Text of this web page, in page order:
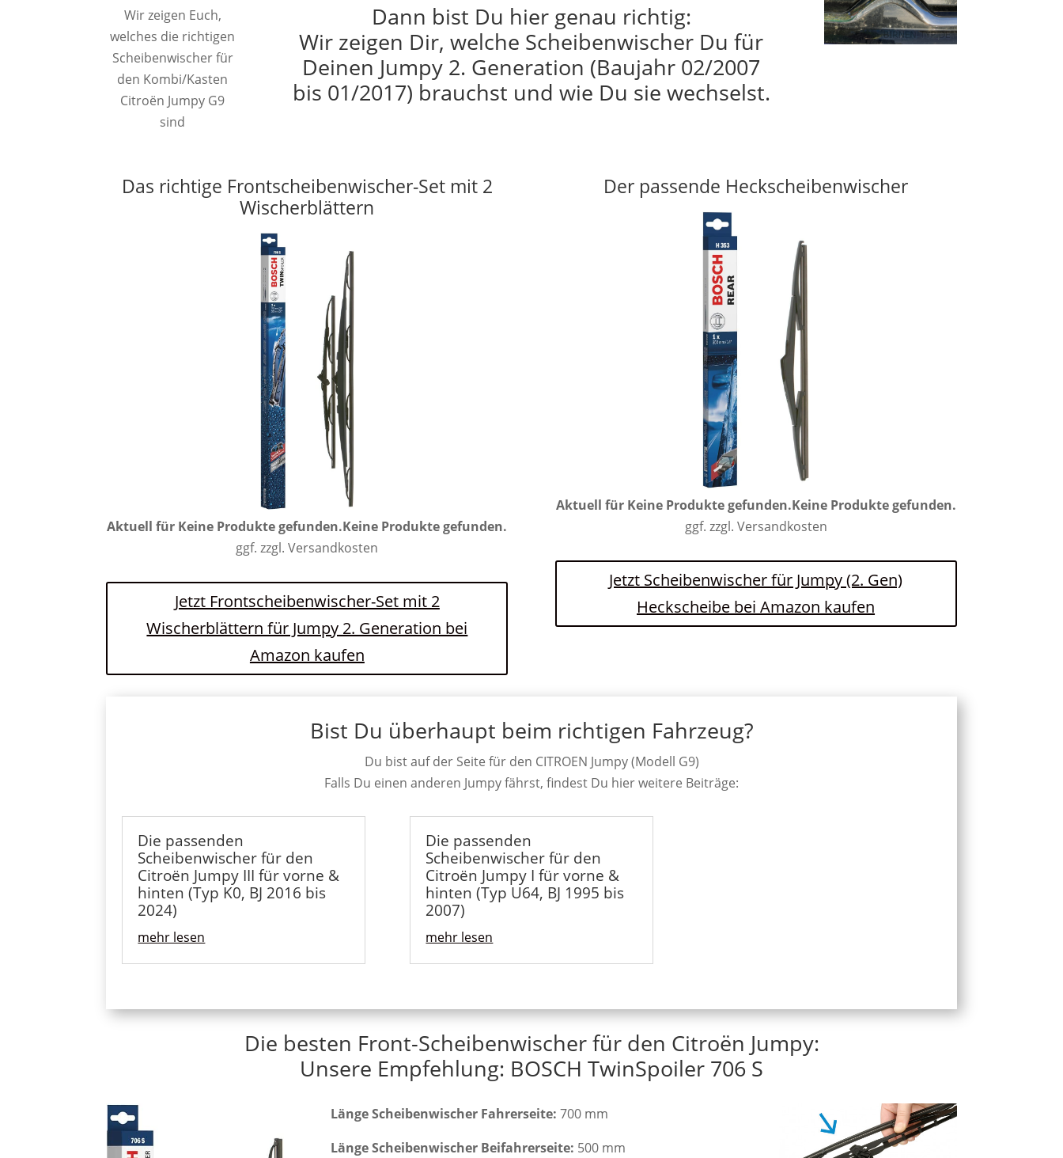
Wir zeigen Euch,
welches die richtigen
Scheibenwischer für
den Kombi/Kasten
Citroën Jumpy G9
sind
Dann bist Du hier genau richtig:
Wir zeigen Dir, welche Scheibenwischer Du für
Deinen Jumpy 2. Generation (Baujahr 02/2007
bis 01/2017) brauchst und wie Du sie wechselst.
Das richtige Frontscheibenwischer-Set mit 2
Wischerblättern
Aktuell für Keine Produkte gefunden.Keine Produkte gefunden.
ggf. zzgl. Versandkosten
Jetzt Frontscheibenwischer-Set mit 2
Wischerblättern für Jumpy 2. Generation bei
Amazon kaufen
Der passende Heckscheibenwischer
Aktuell für Keine Produkte gefunden.Keine Produkte gefunden.
ggf. zzgl. Versandkosten
Jetzt Scheibenwischer für Jumpy (2. Gen)
Heckscheibe bei Amazon kaufen
Bist Du überhaupt beim richtigen Fahrzeug?
Du bist auf der Seite für den CITROEN Jumpy (Modell G9)
Falls Du einen anderen Jumpy fährst, findest Du hier weitere Beiträge:
Die passenden
Scheibenwischer für den
Citroën Jumpy III für vorne &
hinten (Typ K0, BJ 2016 bis
2024)
mehr lesen
Die passenden
Scheibenwischer für den
Citroën Jumpy I für vorne &
hinten (Typ U64, BJ 1995 bis
2007)
mehr lesen
Die besten Front-Scheibenwischer für den Citroën Jumpy:
Unsere Empfehlung: BOSCH TwinSpoiler 706 S
Länge Scheibenwischer Fahrerseite: 700 mm
Länge Scheibenwischer Beifahrerseite: 500 mm